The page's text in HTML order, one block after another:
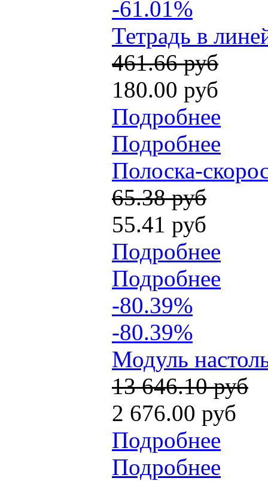
-61.01%
Тетрадь в
461.66 руб
180.00 руб
Подробнее
Подробнее
Полоска-
65.38 руб
55.41 руб
Подробнее
Подробнее
-80.39%
-80.39%
Модуль
13 646.10 руб
2 676.00 руб
Подробнее
Подробнее